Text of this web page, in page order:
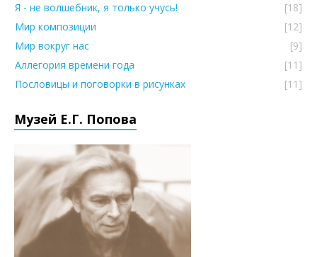
Я - не волшебник, я только учусь!
[18]
Мир композиции
[12]
Мир вокруг нас
[9]
Аллегория времени года
[11]
Пословицы и поговорки в рисунках
[11]
Музей Е.Г. Попова